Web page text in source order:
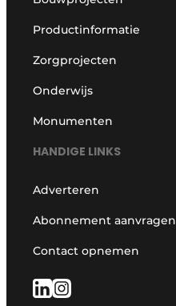
Productinformatie
Zorgprojecten
Onderwijs
Monumenten
HANDIGE LINKS
Adverteren
Abonnement aanvragen
Contact opnemen